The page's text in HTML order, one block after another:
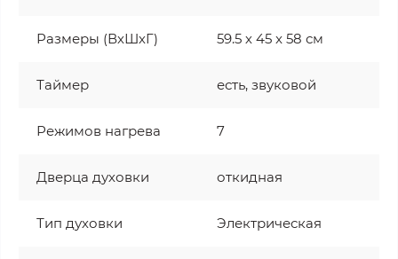
Размеры (ВхШхГ) 59.5 х 45 x 58 см
Таймер есть, звуковой
Режимов нагрева 7
Дверца духовки откидная
Тип духовки Электрическая